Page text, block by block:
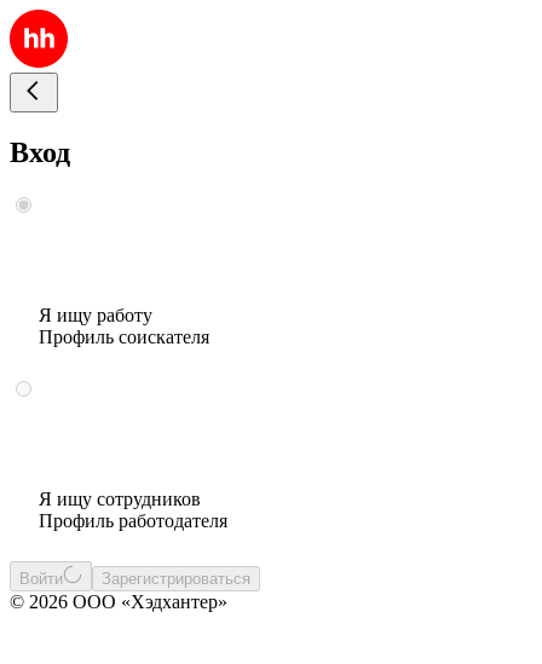
Вход
Я ищу работу
Профиль соискателя
Я ищу сотрудников
Профиль работодателя
Войти Зарегистрироваться
© 2026 ООО «Хэдхантер»